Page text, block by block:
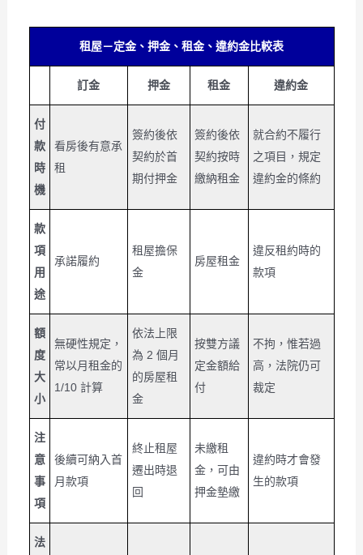
租屋－定金、押金、租金、違約金比較表
訂金 押金 租金 違約金
付
款
時
機
看房後有意承
租
簽約後依
契約於首
期付押金
簽約後依
契約按時
繳納租金
就合約不履行
之項目，規定
違約金的條約
款
項
用
途
承諾履約
租屋擔保
金
房屋租金
違反租約時的
款項
額
度
大
小
無硬性規定，
常以月租金的
1/10 計算
依法上限
為 2 個月
的房屋租
金
按雙方議
定金額給
付
不拘，惟若過
高，法院仍可
裁定
注
意
事
項
後續可納入首
月款項
終止租屋
遷出時退
回
未繳租
金，可由
押金墊繳
違約時才會發
生的款項
法